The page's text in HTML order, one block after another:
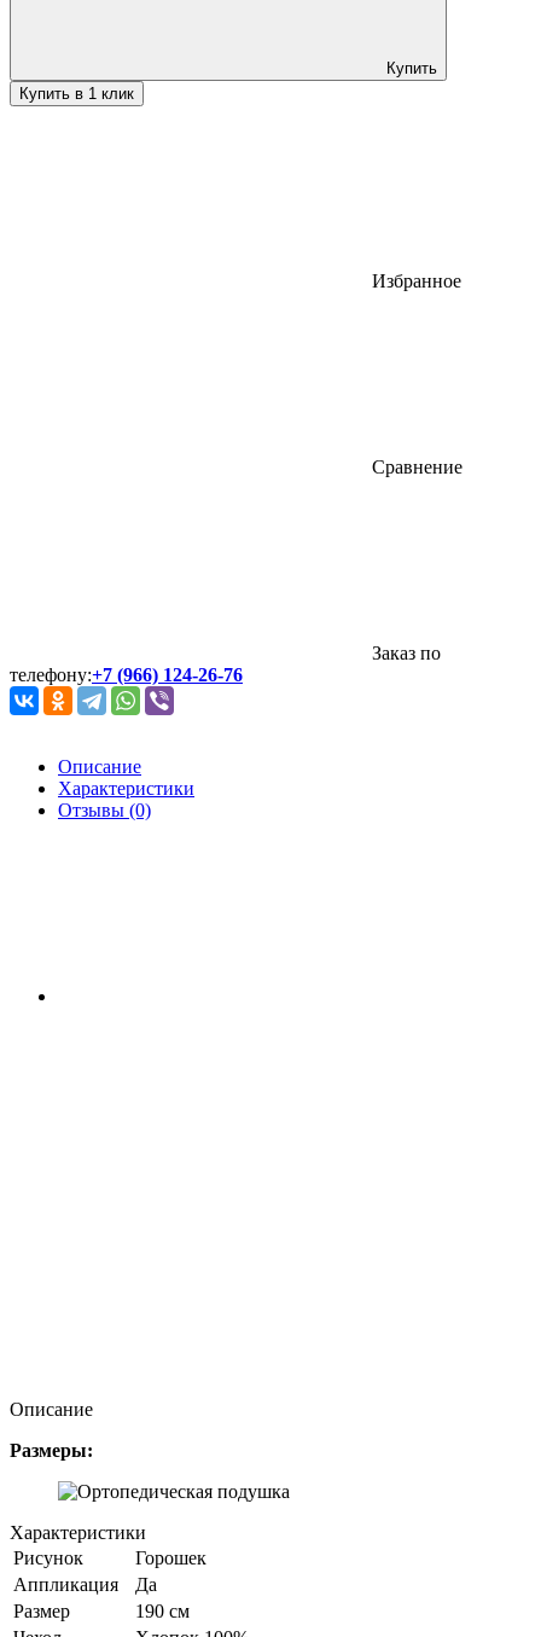
Купить
Купить в 1 клик
Избранное
Сравнение
Заказ по
телефону:+7 (966) 124-26-76
Описание
Характеристики
Отзывы (0)
Описание
Размеры:
Характеристики
Рисунок
Горошек
Аппликация
Да
Размер
190 см